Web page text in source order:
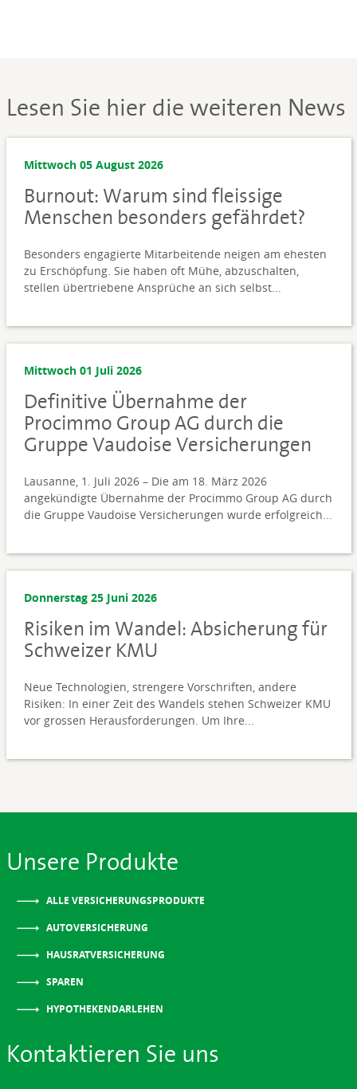
Lesen Sie hier die weiteren News
Mittwoch 05 August 2026
Burnout: Warum sind fleissige
Menschen besonders gefährdet?
Besonders engagierte Mitarbeitende neigen am ehesten
zu Erschöpfung. Sie haben oft Mühe, abzuschalten,
stellen übertriebene Ansprüche an sich selbst...
Mittwoch 01 Juli 2026
Definitive Übernahme der
Procimmo Group AG durch die
Gruppe Vaudoise Versicherungen
Lausanne, 1. Juli 2026 – Die am 18. März 2026
angekündigte Übernahme der Procimmo Group AG durch
die Gruppe Vaudoise Versicherungen wurde erfolgreich...
Donnerstag 25 Juni 2026
Risiken im Wandel: Absicherung für
Schweizer KMU
Neue Technologien, strengere Vorschriften, andere
Risiken: In einer Zeit des Wandels stehen Schweizer KMU
vor grossen Herausforderungen. Um Ihre...
Unsere Produkte
ALLE VERSICHERUNGSPRODUKTE
AUTOVERSICHERUNG
HAUSRATVERSICHERUNG
SPAREN
HYPOTHEKENDARLEHEN
Kontaktieren Sie uns